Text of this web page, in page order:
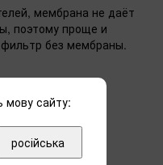
мембрана не даёт
поэтому проще и
без мембраны.
мову сайту:
російська